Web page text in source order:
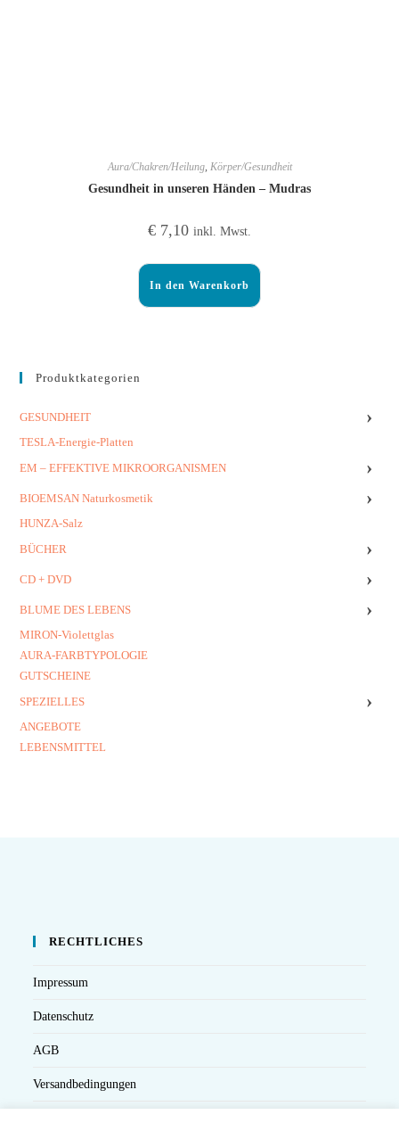
Aura/Chakren/Heilung, Körper/Gesundheit
Gesundheit in unseren Händen – Mudras
€ 7,10 inkl. Mwst.
In den Warenkorb
Produktkategorien
GESUNDHEIT ›
TESLA-Energie-Platten
EM – EFFEKTIVE MIKROORGANISMEN
›
BIOEMSAN Naturkosmetik ›
HUNZA-Salz
BÜCHER
›
CD + DVD ›
BLUME DES LEBENS ›
MIRON-Violettglas
AURA-FARBTYPOLOGIE
GUTSCHEINE
SPEZIELLES
›
ANGEBOTE
LEBENSMITTEL
RECHTLICHES
Impressum
Datenschutz
AGB
Versandbedingungen